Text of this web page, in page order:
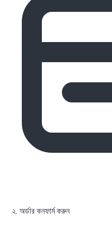
২. অর্ডার কনফার্ম করুন